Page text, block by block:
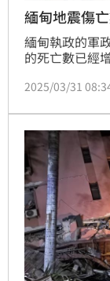
緬甸地震傷
緬甸執政的軍
的死亡數已經
2025/03/31